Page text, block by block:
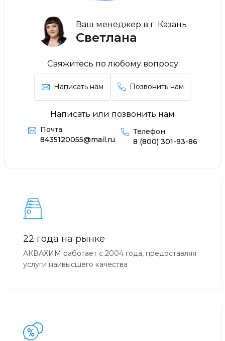
Ваш менеджер в г. Казань
Светлана
Свяжитесь по любому вопросу
Написать нам Позвонить нам
Написать или позвонить нам
Почта
8435120055@mail.ru
Телефон
8 (800) 301-93-86
22 года на рынке
АКВАХИМ работает с 2004 года, предоставляя
услуги наивысшего качества